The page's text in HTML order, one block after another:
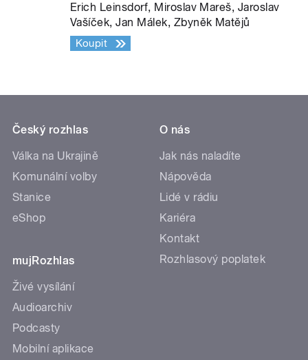
Erich Leinsdorf, Miroslav Mareš, Jaroslav
Vašíček, Jan Málek, Zbyněk Matějů
Koupit
Český rozhlas
Válka na Ukrajině
Komunální volby
Stanice
eShop
mujRozhlas
Živé vysílání
Audioarchiv
Podcasty
Mobilní aplikace
O nás
Jak nás naladíte
Nápověda
Lidé v rádiu
Kariéra
Kontakt
Rozhlasový poplatek